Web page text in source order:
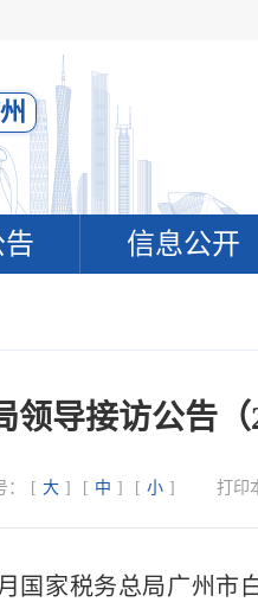
信息公开
导接访公告（
： [ 大 ] [ 中 ] [ 小 ] 打印
月国家税务总局广州市